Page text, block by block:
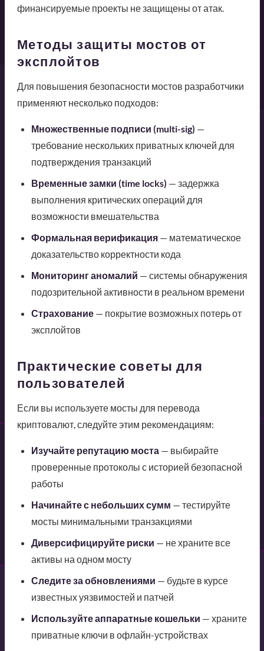
финансируемые проекты не защищены от атак.
Методы защиты мостов от
эксплойтов
Для повышения безопасности мостов разработчики
применяют несколько подходов:
Множественные подписи (multi-sig) —
требование нескольких приватных ключей для
подтверждения транзакций
Временные замки (time locks) — задержка
выполнения критических операций для
возможности вмешательства
Формальная верификация— математическое
доказательство корректности кода
Мониторинг аномалий — системы обнаружения
подозрительной активности в реальном времени
Страхование— покрытие возможных потерь от
эксплойтов
Практические советы для
пользователей
Если вы используете мосты для перевода
криптовалют, следуйте этим рекомендациям:
Изучайте репутацию моста— выбирайте
проверенные протоколы с историей безопасной
работы
Начинайте с небольших сумм — тестируйте
мосты минимальными транзакциями
Диверсифицируйте риски — не храните все
активы на одном мосту
Следите за обновлениями — будьте в курсе
известных уязвимостей и патчей
Используйте аппаратные кошельки — храните
приватные ключи в офлайн-устройствах